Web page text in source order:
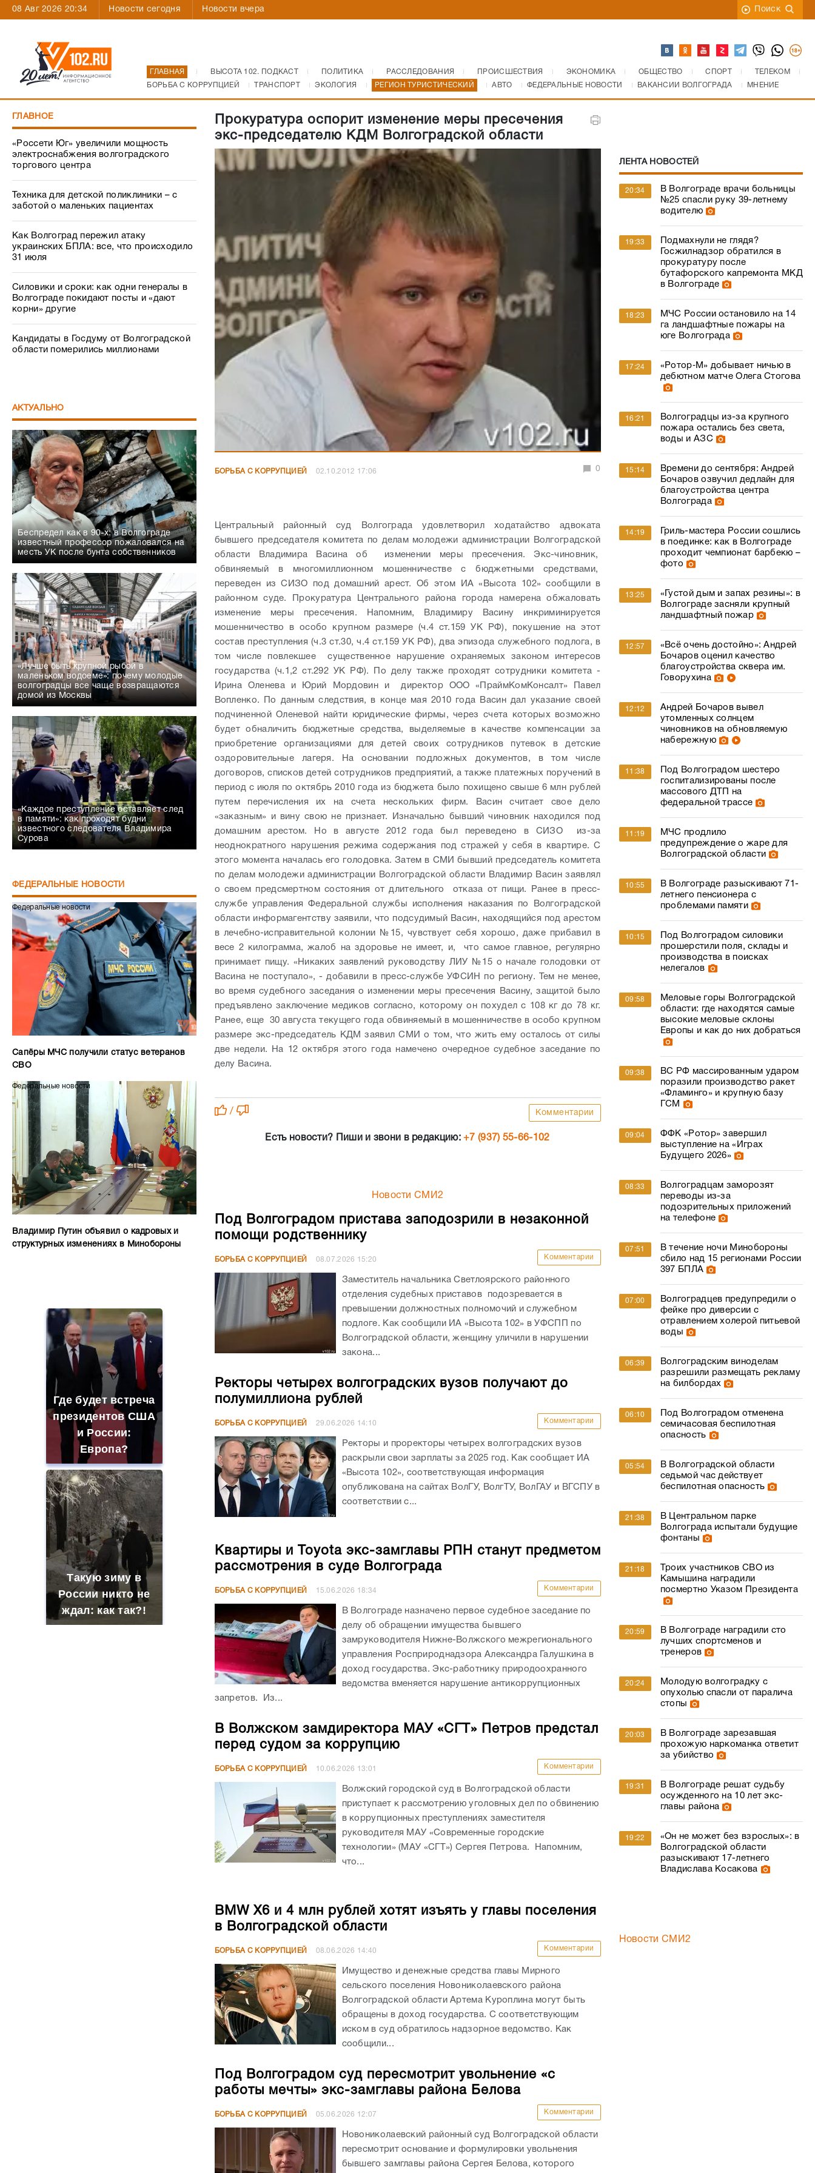
08 Авг 2026 20:34 Новости сегодня Новости вчера Поиск
ГЛАВНАЯ ВЫСОТА 102. ПОДКАСТ ПОЛИТИКА РАССЛЕДОВАНИЯ ПРОИСШЕСТВИЯ ЭКОНОМИКА ОБЩЕСТВО СПОРТ
ТЕЛЕКОМ
БОРЬБА С КОРРУПЦИЕЙ
ТРАНСПОРТ ЭКОЛОГИЯ РЕГИОН ТУРИСТИЧЕСКИЙ АВТО ФЕДЕРАЛЬНЫЕ НОВОСТИ ВАКАНСИИ ВОЛГОГРАДА МНЕНИЕ
ГЛАВНОЕ
«Россети Юг» увеличили мощность
электроснабжения волгоградского
торгового центра
Техника для детской поликлиники – с
заботой о маленьких пациентах
Как Волгоград пережил атаку
украинских БПЛА: все, что происходило
31 июля
Силовики и сроки: как одни генералы в
Волгограде покидают посты и «дают
корни» другие
Кандидаты в Госдуму от Волгоградской
области померились миллионами
АКТУАЛЬНО
Беспредел как в 90-х: в Волгограде
известный профессор пожаловался на
месть УК после бунта собственников
«Лучше быть крупной рыбой в
маленьком водоеме»: почему молодые
волгоградцы все чаще возвращаются
домой из Москвы
«Каждое преступление оставляет след
в памяти»: как проходят будни
известного следователя Владимира
Сурова
ФЕДЕРАЛЬНЫЕ НОВОСТИ
Федеральные новости
Сапёры МЧС получили статус ветеранов
СВО
Федеральные новости
Владимир Путин объявил о кадровых и
структурных изменениях в Минобороны
Где будет встреча
президентов США
и России:
Европа?
Такую зиму в
России никто не
ждал: как так?!
Прокуратура оспорит изменение меры пресечения
экс-председателю КДМ Волгоградской области
БОРЬБА С КОРРУПЦИЕЙ 02.10.2012 17:06 0
Центральный районный суд Волгограда удовлетворил ходатайство адвоката
бывшего председателя комитета по делам молодежи администрации Волгоградской
области Владимира Васина об изменении меры пресечения. Экс-чиновник,
обвиняемый в многомиллионном мошенничестве с бюджетными средствами,
переведен из СИЗО под домашний арест. Об этом ИА «Высота 102» сообщили в
районном суде. Прокуратура Центрального района города намерена обжаловать
изменение меры пресечения. Напомним, Владимиру Васину инкриминируется
мошенничество в особо крупном размере (ч.4 ст.159 УК РФ), покушение на этот
состав преступления (ч.3 ст.30, ч.4 ст.159 УК РФ), два эпизода служебного подлога, в
том числе повлекшее существенное нарушение охраняемых законом интересов
государства (ч.1,2 ст.292 УК РФ). По делу также проходят сотрудники комитета -
Ирина Оленева и Юрий Мордовин и директор ООО «ПраймКомКонсалт» Павел
Вопленко. По данным следствия, в конце мая 2010 года Васин дал указание своей
подчиненной Оленевой найти юридические фирмы, через счета которых возможно
будет обналичить бюджетные средства, выделяемые в качестве компенсации за
приобретение организациями для детей своих сотрудников путевок в детские
оздоровительные лагеря. На основании подложных документов, в том числе
договоров, списков детей сотрудников предприятий, а также платежных поручений в
период с июля по октябрь 2010 года из бюджета было похищено свыше 6 млн рублей
путем перечисления их на счета нескольких фирм. Васин считает свое дело
«заказным» и вину свою не признает. Изначально бывший чиновник находился под
домашним арестом. Но в августе 2012 года был переведено в СИЗО из-за
неоднократного нарушения режима содержания под стражей у себя в квартире. С
этого момента началась его голодовка. Затем в СМИ бывший председатель комитета
по делам молодежи администрации Волгоградской области Владимир Васин заявлял
о своем предсмертном состояния от длительного отказа от пищи. Ранее в пресс-
службе управления Федеральной службы исполнения наказания по Волгоградской
области информагентству заявили, что подсудимый Васин, находящийся под арестом
в лечебно-исправительной колонии №15, чувствует себя хорошо, даже прибавил в
весе 2 килограмма, жалоб на здоровье не имеет, и, что самое главное, регулярно
принимает пищу. «Никаких заявлений руководству ЛИУ №15 о начале голодовки от
Васина не поступало», - добавили в пресс-службе УФСИН по региону. Тем не менее,
во время судебного заседания о изменении меры пресечения Васину, защитой было
предъявлено заключение медиков согласно, которому он похудел с 108 кг до 78 кг.
Ранее, еще 30 августа текущего года обвиняемый в мошенничестве в особо крупном
размере экс-председатель КДМ заявил СМИ о том, что жить ему осталось от силы
две недели. На 12 октября этого года намечено очередное судебное заседание по
делу Васина.
/ Комментарии
Есть новости? Пиши и звони в редакцию:+7 (937) 55-66-102
Новости СМИ2
Под Волгоградом пристава заподозрили в незаконной
помощи родственнику
БОРЬБА С КОРРУПЦИЕЙ 08.07.2026 15:20 Комментарии
Заместитель начальника Светлоярского районного
отделения судебных приставов подозревается в
превышении должностных полномочий и служебном
подлоге. Как сообщили ИА «Высота 102» в УФСПП по
Волгоградской области, женщину уличили в нарушении
закона...
Ректоры четырех волгоградских вузов получают до
полумиллиона рублей
БОРЬБА С КОРРУПЦИЕЙ 29.06.2026 14:10 Комментарии
Ректоры и проректоры четырех волгоградских вузов
раскрыли свои зарплаты за 2025 год. Как сообщает ИА
«Высота 102», соответствующая информация
опубликована на сайтах ВолГУ, ВолгТУ, ВолГАУ и ВГСПУ в
соответствии с...
Квартиры и Toyota экс-замглавы РПН станут предметом
рассмотрения в суде Волгограда
БОРЬБА С КОРРУПЦИЕЙ 15.06.2026 18:34 Комментарии
В Волгограде назначено первое судебное заседание по
делу об обращении имущества бывшего
замруководителя Нижне-Волжского межрегионального
управления Росприроднадзора Александра Галушкина в
доход государства. Экс-работнику природоохранного
ведомства вменяется нарушение антикоррупционных
запретов. Из...
В Волжском замдиректора МАУ «СГТ» Петров предстал
перед судом за коррупцию
БОРЬБА С КОРРУПЦИЕЙ 10.06.2026 13:01 Комментарии
Волжский городской суд в Волгоградской области
приступает к рассмотрению уголовных дел по обвинению
в коррупционных преступлениях заместителя
руководителя МАУ «Современные городские
технологии» (МАУ «СГТ») Сергея Петрова. Напомним,
что...
BMW X6 и 4 млн рублей хотят изъять у главы поселения
в Волгоградской области
БОРЬБА С КОРРУПЦИЕЙ 08.06.2026 14:40 Комментарии
Имущество и денежные средства главы Мирного
сельского поселения Новониколаевского района
Волгоградской области Артема Куроплина могут быть
обращены в доход государства. С соответствующим
иском в суд обратилось надзорное ведомство. Как
сообщили...
Под Волгоградом суд пересмотрит увольнение «с
работы мечты» экс-замглавы района Белова
БОРЬБА С КОРРУПЦИЕЙ 05.06.2026 12:07 Комментарии
Новониколаевский районный суд Волгоградской области
пересмотрит основание и формулировки увольнения
бывшего замглавы района Сергея Белова, которого
ЛЕНТА НОВОСТЕЙ
20:34
В Волгограде врачи больницы
№25 спасли руку 39-летнему
водителю
19:33
Подмахнули не глядя?
Госжилнадзор обратился в
прокуратуру после
бутафорского капремонта МКД
в Волгограде
18:23
МЧС России остановило на 14
га ландшафтные пожары на
юге Волгограда
17:24
«Ротор‑М» добывает ничью в
дебютном матче Олега Стогова
16:21
Волгоградцы из-за крупного
пожара остались без света,
воды и АЗС
15:14
Времени до сентября: Андрей
Бочаров озвучил дедлайн для
благоустройства центра
Волгограда
14:19
Гриль-мастера России сошлись
в поединке: как в Волгограде
проходит чемпионат барбекю –
фото
13:25
«Густой дым и запах резины»: в
Волгограде засняли крупный
ландшафтный пожар
12:57
«Всё очень достойно»: Андрей
Бочаров оценил качество
благоустройства сквера им.
Говорухина
12:12
Андрей Бочаров вывел
утомленных солнцем
чиновников на обновляемую
набережную
11:38
Под Волгоградом шестеро
госпитализированы после
массового ДТП на
федеральной трассе
11:19
МЧС продлило
предупреждение о жаре для
Волгоградской области
10:55
В Волгограде разыскивают 71-
летнего пенсионера с
проблемами памяти
10:15
Под Волгоградом силовики
прошерстили поля, склады и
производства в поисках
нелегалов
09:58
Меловые горы Волгоградской
области: где находятся самые
высокие меловые склоны
Европы и как до них добраться
09:38
ВС РФ массированным ударом
поразили производство ракет
«Фламинго» и крупную базу
ГСМ
09:04
ФФК «Ротор» завершил
выступление на «Играх
Будущего 2026»
08:33
Волгоградцам заморозят
переводы из-за
подозрительных приложений
на телефоне
07:51
В течение ночи Минобороны
сбило над 15 регионами России
397 БПЛА
07:00
Волгоградцев предупредили о
фейке про диверсии с
отравлением холерой питьевой
воды
06:39
Волгоградским виноделам
разрешили размещать рекламу
на билбордах
06:10
Под Волгоградом отменена
семичасовая беспилотная
опасность
05:54
В Волгоградской области
седьмой час действует
беспилотная опасность
21:38
В Центральном парке
Волгограда испытали будущие
фонтаны
21:18
Троих участников СВО из
Камышина наградили
посмертно Указом Президента
20:59
В Волгограде наградили сто
лучших спортсменов и
тренеров
20:24
Молодую волгоградку с
опухолью спасли от паралича
стопы
20:03
В Волгограде зарезавшая
прохожую наркоманка ответит
за убийство
19:31
В Волгограде решат судьбу
осужденного на 10 лет экс-
главы района
19:22
«Он не может без взрослых»: в
Волгоградской области
разыскивают 17-летнего
Владислава Косакова
Новости СМИ2